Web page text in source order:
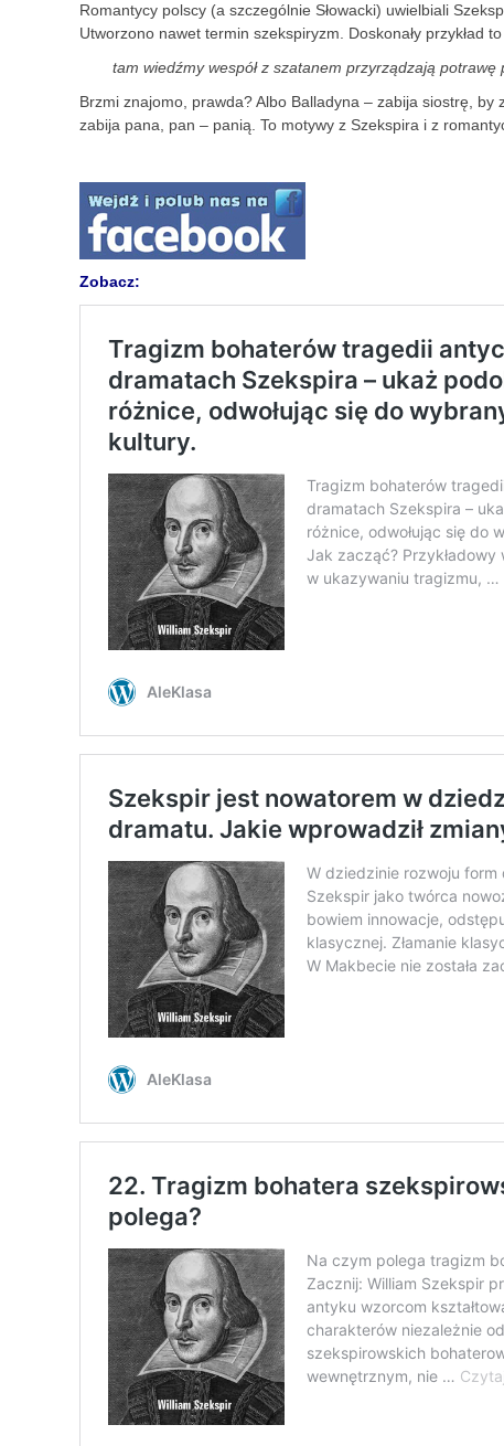
Romantycy polscy (a szczególnie Słowacki) uwielbiali
Utworzono nawet termin szekspiryzm. Doskonały przykład
tam wiedźmy wespół z szatanem przyrządzają potrawę
Brzmi znajomo, prawda? Albo Balladyna – zabija siostrę,
zabija pana, pan – panią. To motywy z Szekspira i z
Zobacz: